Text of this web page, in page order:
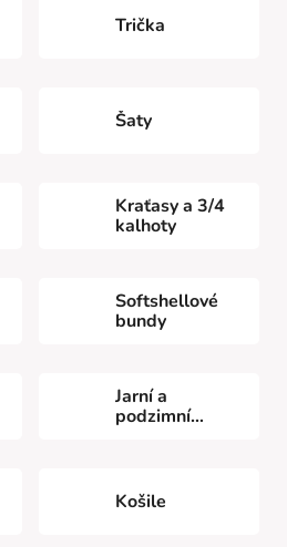
Trička
Šaty
Kraťasy a 3/4
kalhoty
Softshellové
bundy
Jarní a
podzimní
Košile